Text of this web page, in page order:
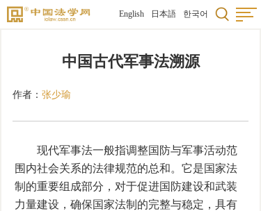
English 日本語 한국어
中国古代军事法溯源
作者： 张少瑜
现代军事法一般指调整国防与军事活动范
围内社会关系的法律规范的总和。它是国家法
制的重要组成部分，对于促进国防建设和武装
力量建设，确保国家法制的完整与稳定，具有